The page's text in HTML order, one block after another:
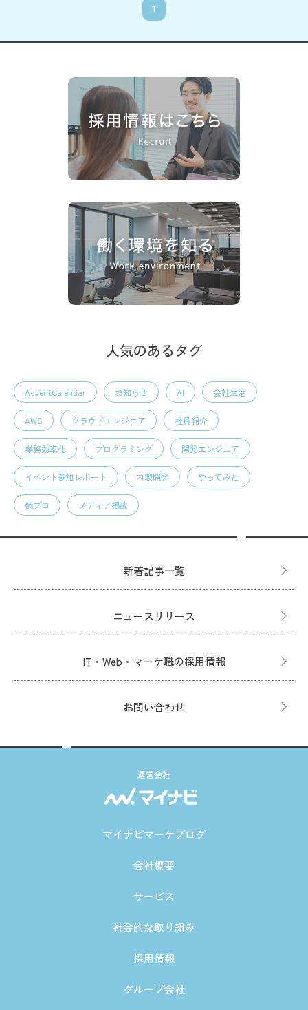
1
人気のあるタグ
AdventCalendar お知らせ AI 会社生活
AWS クラウドエンジニア 社員紹介
業務効率化 プログラミング 開発エンジニア
イベント参加レポート 内製開発 やってみた
競プロ メディア掲載
新着記事一覧
ニュースリリース
IT・Web・マーケ職の採用情報
お問い合わせ
運営会社
マイナビマーケブログ
会社概要
サービス
社会的な取り組み
採用情報
グループ会社